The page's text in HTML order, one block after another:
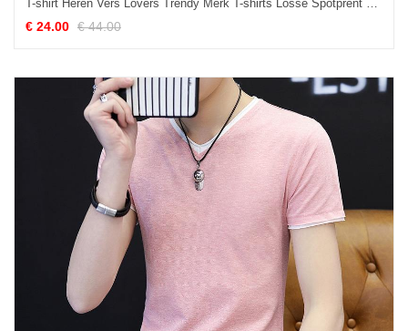
T-shirt Heren Vers Lovers Trendy Merk T-shirts Losse Spotprent Wit
€ 24.00 € 44.00